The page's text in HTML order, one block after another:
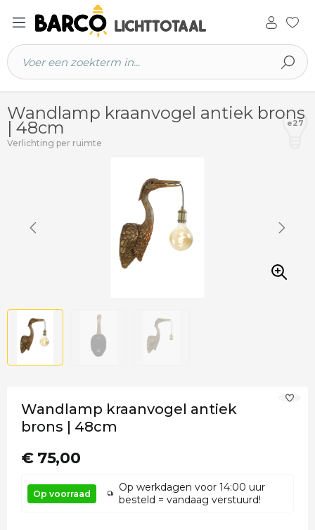
hoofdinhoud
Wandlamp kraanvogel antiek brons
| 48cm
Verlichting per ruimte
e27
Wandlamp kraanvogel antiek
brons | 48cm
€ 75,00
Op voorraad
Op werkdagen voor 14:00 uur
besteld = vandaag verstuurd!